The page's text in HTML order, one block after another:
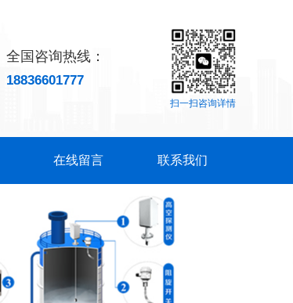
扫一扫咨询详情
全国咨询热线：
18836601777
在线留言 联系我们